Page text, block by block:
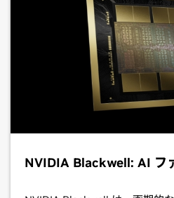
NVIDIA Blackwell: AI フ